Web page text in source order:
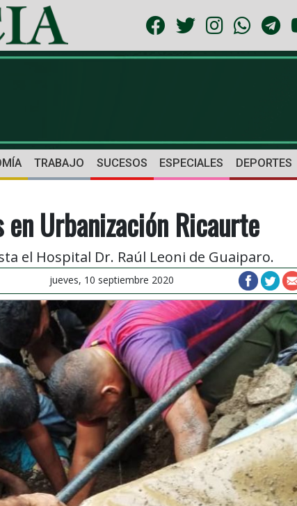
TRABAJO SUCESOS ESPECIALES DEPORTES
Urbanización Ricaurte
el Hospital Dr. Raúl Leoni de Guaiparo.
jueves, 10 septiembre 2020